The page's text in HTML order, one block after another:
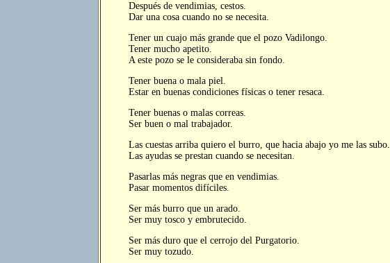
Después de vendimias, cestos.
Dar una cosa cuando no se necesita.
Tener un cuajo más grande que el pozo Vadilongo.
Tener mucho apetito.
A este pozo se le consideraba sin fondo.
Tener buena o mala piel.
Estar en buenas condiciones físicas o tener resaca.
Tener buenas o malas correas.
Ser buen o mal trabajador.
Las cuestas arriba quiero el burro, que hacia abajo yo me las subo.
Las ayudas se prestan cuando se necesitan.
Pasarlas más negras que en vendimias.
Pasar momentos difíciles.
Ser más burro que un arado.
Ser muy tosco y embrutecido.
Ser más duro que el cerrojo del Purgatorio.
Ser muy tozudo.